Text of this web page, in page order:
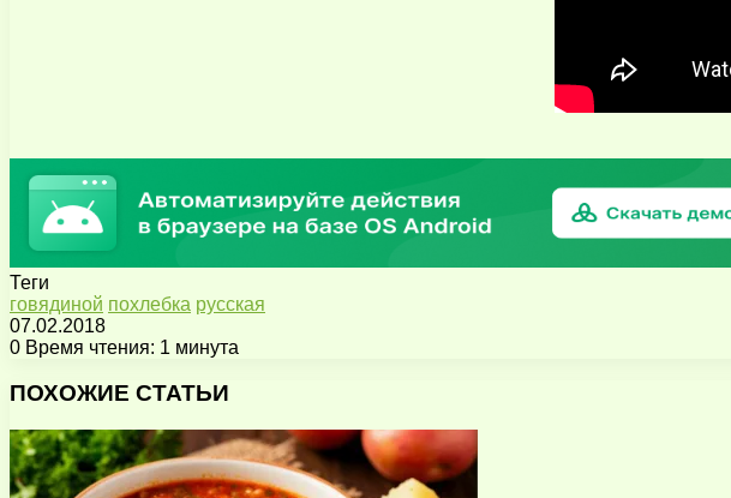
Теги
говядиной похлебка русская
07.02.2018
0 Время чтения: 1 минута
через
почту
ПОХОЖИЕ СТАТЬИ